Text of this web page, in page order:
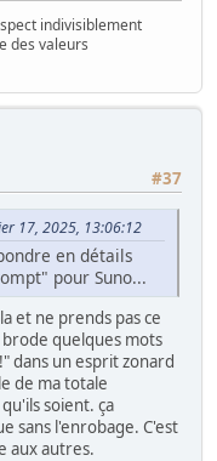
indivisiblement
des valeurs
#37
17, 2025, 13:06:12
en détails
pour Suno...
et ne prends pas ce
quelques mots
dans un esprit zonard
de ma totale
soient. ça
sans l'enrobage. C'est
aux autres.